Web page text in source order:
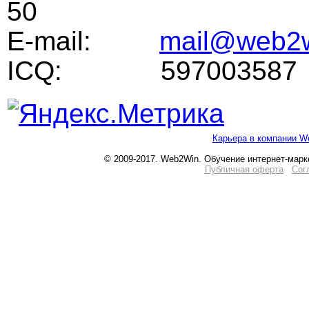
50
E-mail:
ICQ: 597003587
Карьера в компании
© 2009-2017. Web2Win. Обучение интернет-
Публичная оферта